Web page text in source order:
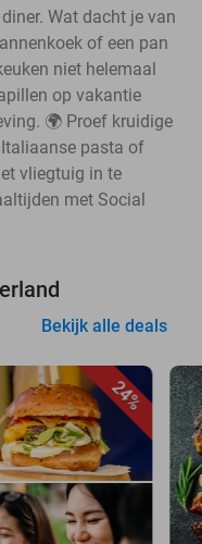
Wat dacht je van
of een pan
niet helemaal
op vakantie
🌍 Proef kruidige
pasta of
vliegtuig in te
met Social
Bekijk alle deals
24%